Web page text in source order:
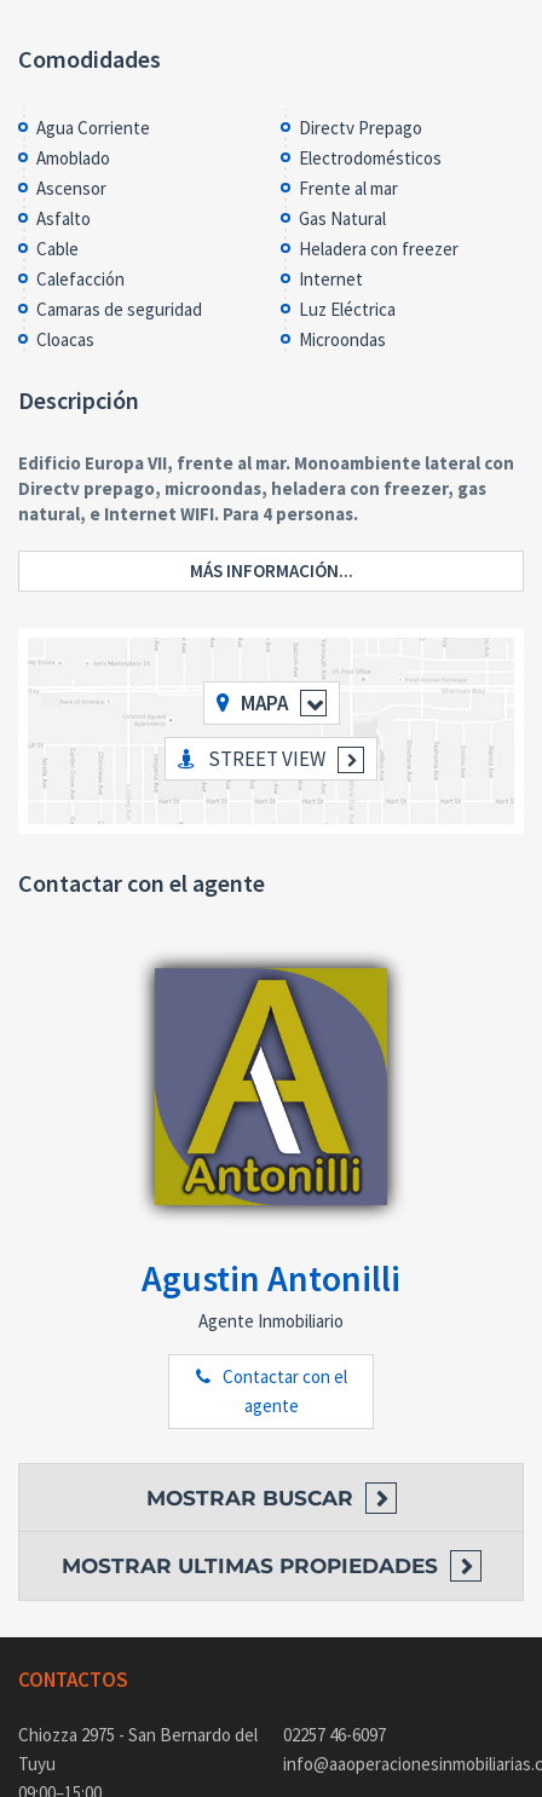
Comodidades
Agua Corriente
Amoblado
Ascensor
Asfalto
Cable
Calefacción
Camaras de seguridad
Cloacas
Directv Prepago
Electrodomésticos
Frente al mar
Gas Natural
Heladera con freezer
Internet
Luz Eléctrica
Microondas
Descripción
Edificio Europa VII, frente al mar. Monoambiente lateral con
Directv prepago, microondas, heladera con freezer, gas
natural, e Internet WIFI. Para 4 personas.
MÁS INFORMACIÓN...
MAPA
STREET VIEW
Contactar con el agente
Agustin Antonilli
Agente Inmobiliario
Contactar con el
agente
MOSTRAR BUSCAR
MOSTRAR ULTIMAS PROPIEDADES
CONTACTOS
Chiozza 2975 - San Bernardo del
Tuyu
09:00–15:00
02257 46-6097